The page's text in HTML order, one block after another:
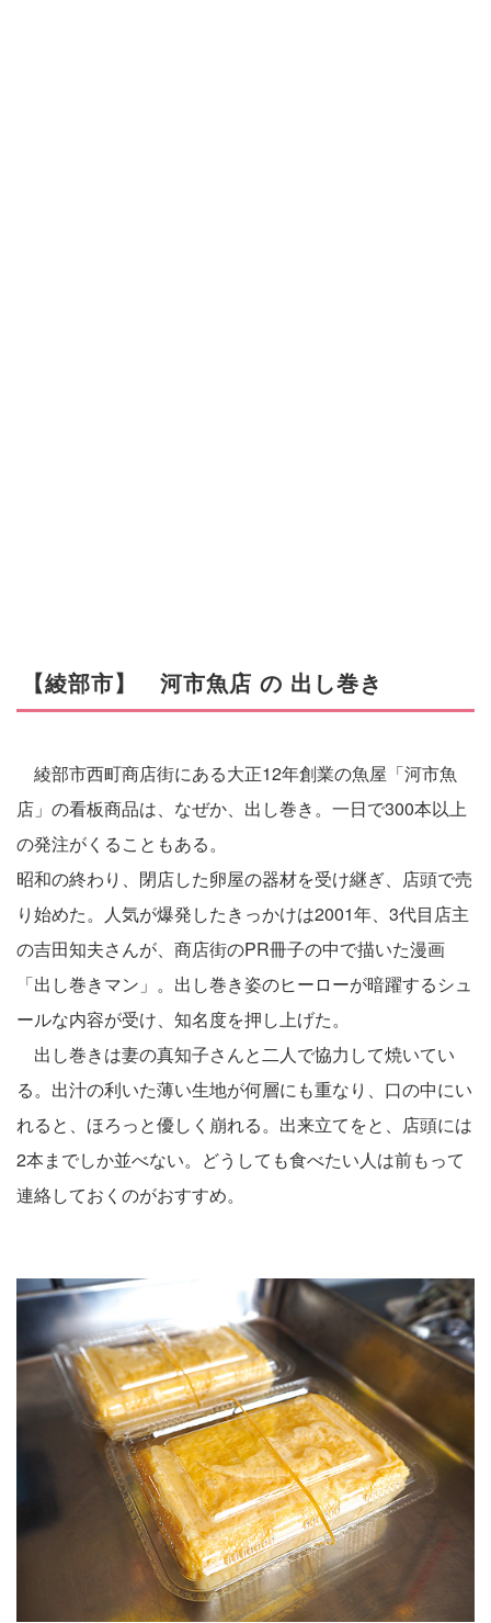
【綾部市】 河市魚店 の 出し巻き
綾部市西町商店街にある大正12年創業の魚屋「河市魚
店」の看板商品は、なぜか、出し巻き。一日で300本以上
の発注がくることもある。
昭和の終わり、閉店した卵屋の器材を受け継ぎ、店頭で売
り始めた。人気が爆発したきっかけは2001年、3代目店主
の吉田知夫さんが、商店街のPR冊子の中で描いた漫画
「出し巻きマン」。出し巻き姿のヒーローが暗躍するシュ
ールな内容が受け、知名度を押し上げた。
出し巻きは妻の真知子さんと二人で協力して焼いてい
る。出汁の利いた薄い生地が何層にも重なり、口の中にい
れると、ほろっと優しく崩れる。出来立てをと、店頭には
2本までしか並べない。どうしても食べたい人は前もって
連絡しておくのがおすすめ。